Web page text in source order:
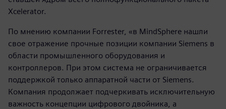
Xcelerator.
По мнению компании Forrester, «в MindSphere нашли
свое отражение прочные позиции компании Siemens в
области промышленного оборудования и
контроллеров. При этом система не ограничивается
поддержкой только аппаратной части от Siemens.
Компания продолжает подчеркивать исключительную
важность концепции цифрового двойника, а